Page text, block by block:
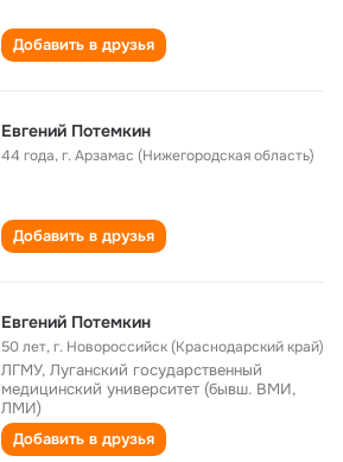
Добавить в друзья
Евгений Потемкин
44 года,г. Арзамас (Нижегородская область)
Добавить в друзья
Евгений Потемкин
50 лет,г. Новороссийск (Краснодарский край)
ЛГМУ, Луганский государственный
медицинский университет (бывш. ВМИ,
ЛМИ)
Добавить в друзья